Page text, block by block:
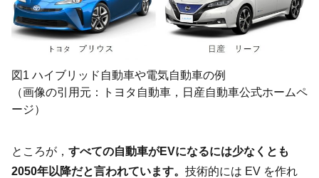
図1 ハイブリッド自動車や電気自動車の例
（画像の引用元：トヨタ自動車，日産自動車公式ホームペ
ージ）
ところが， すべての自動車がEVになるには少なくとも
2050年以降だと言われています。 技術的には EV を作れ